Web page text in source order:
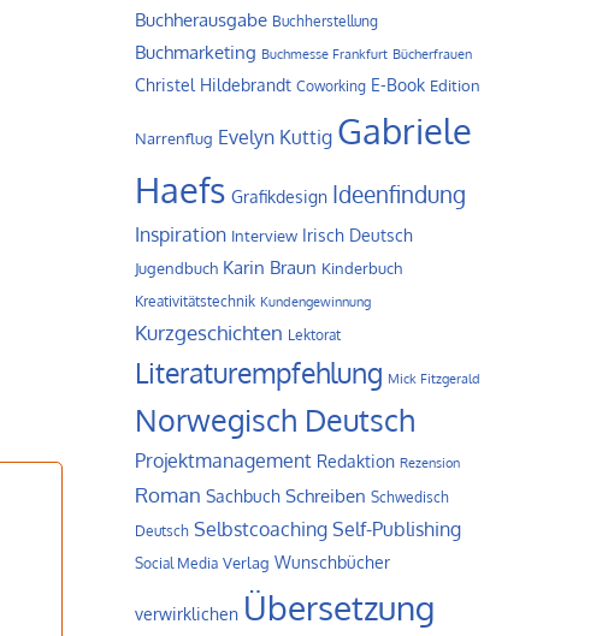
Buchherausgabe Buchherstellung
Buchmarketing Buchmesse Frankfurt Bücherfrauen
Christel Hildebrandt Coworking E-Book Edition
Narrenflug Evelyn Kuttig Gabriele
Haefs Grafikdesign Ideenfindung
Inspiration Interview Irisch Deutsch
Jugendbuch Karin Braun Kinderbuch
Kreativitätstechnik Kundengewinnung
Kurzgeschichten Lektorat
Literaturempfehlung Mick Fitzgerald
Norwegisch Deutsch
Projektmanagement Redaktion Rezension
Roman Sachbuch Schreiben Schwedisch
Deutsch Selbstcoaching Self-Publishing
Social Media Verlag Wunschbücher
verwirklichen Übersetzung